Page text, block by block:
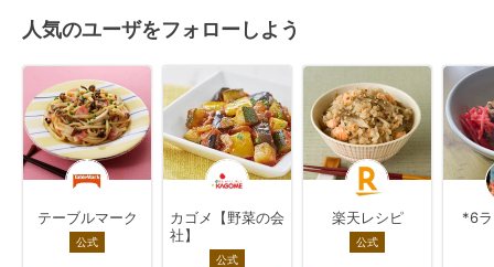
人気のユーザをフォローしよう
テーブルマーク
公式
カゴメ【野菜の会
社】
公式
楽天レシピ
公式
*6